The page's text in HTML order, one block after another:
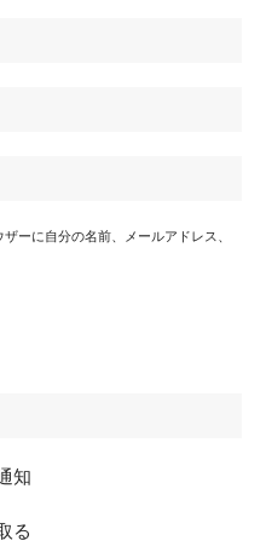
ーに自分の名前、メールアドレス、
知
る